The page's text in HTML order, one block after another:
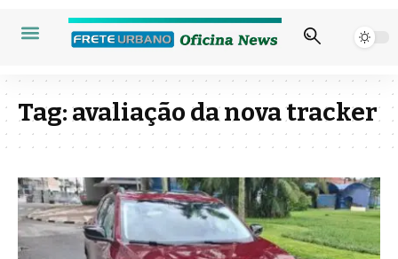
Tag:avaliação da nova tracker